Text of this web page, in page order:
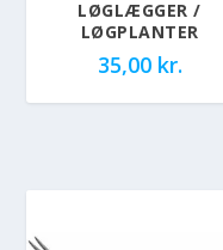
LØGLÆGGER /
LØGPLANTER
35,00 kr.